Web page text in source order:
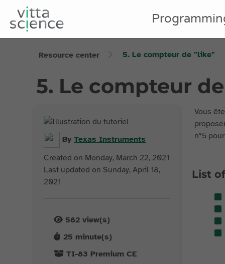
Resource center 5. Le compteur de "like"
5. Le compteur
ByTexas Instruments
Created on Monday, March 22, 2021
Last updated on Sunday, April 18,
2021
582 view(s)
25 minute(s)
TI-83 Premium CE
Vous
n°5
List